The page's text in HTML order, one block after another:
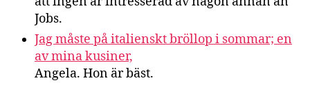
Jobs.
Jag måste på italienskt bröllop i sommar; en
av mina kusiner,
Angela. Hon är bäst.